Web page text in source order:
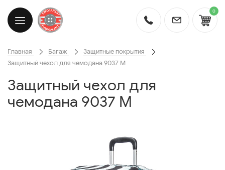
0
Главная Багаж
Защитные покрытия
Защитный чехол для чемодана 9037 M
Защитный чехол для
чемодана 9037 M